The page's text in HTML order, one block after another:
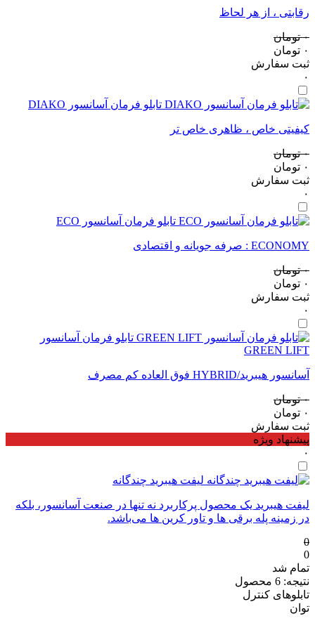
رقابتی ، از هر لحاظ
۰ تومان
تومان
ثبت سفارش
تابلو فرمان آسانسور DIAKO
کیفیتی خاص ، ظاهری خاص تر
۰ تومان
تومان
ثبت سفارش
تابلو فرمان آسانسور ECO
ECONOMY : صرفه جویانه و اقتصادی
۰ تومان
تومان
ثبت سفارش
تابلو فرمان آسانسور
GREEN LIFT
آسانسور هیبرید/HYBRID فوق العاده کم مصرف
۰ تومان
تومان
ثبت سفارش
پیشنهاد ویژه
لیفت هیبرید چندگانه
لیفت هیبرید یک محصول پرکاربرد نه تنها در صنعت آسانسور، بلکه
در زمینه پله برقی ها و تاور کرین ها می‌باشد.
تمام شد
نتیجه: 6 محصول
تابلوهای کنترل
توان